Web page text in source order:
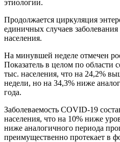
этиологии.
Продолжается циркуляция
единичных случаев
населения.
На минувшей неделе отмечен
Показатель в целом по области
тыс. населения, что на 24,2%
недели, но на 34,3% ниже
года.
Заболеваемость COVID-19
населения, что на 10% ниже
ниже аналогичного периода
преимущественно протекает в